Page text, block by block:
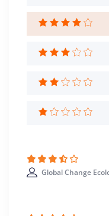
Sprache
Deutsch
Englisch
Wintersemester
Standort
Würzburg >>
Global Change